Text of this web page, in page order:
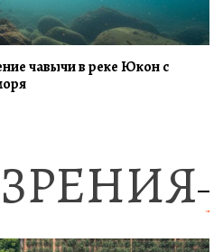
чавычи в реке Юкон с